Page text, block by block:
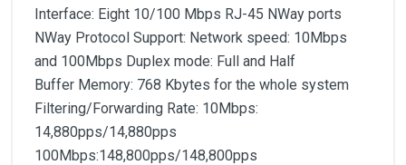
Interface: Eight 10/100 Mbps RJ-45 NWay ports
NWay Protocol Support: Network speed: 10Mbps
and 100Mbps Duplex mode: Full and Half
Buffer Memory: 768 Kbytes for the whole system
Filtering/Forwarding Rate: 10Mbps:
14,880pps/14,880pps
100Mbps:148,800pps/148,800pps